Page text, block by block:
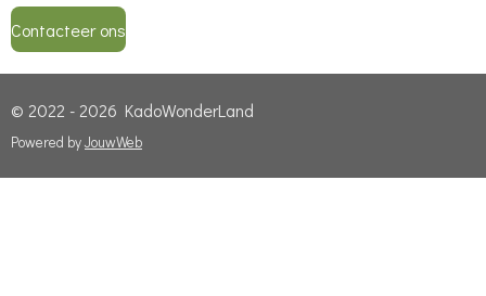
Contacteer ons
© 2022 - 2026 KadoWonderLand
Powered byJouwWeb